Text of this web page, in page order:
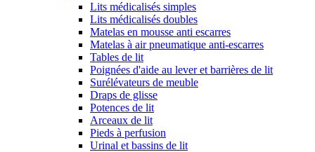
Lits médicalisés simples
Lits médicalisés doubles
Matelas en mousse anti escarres
Matelas à air pneumatique anti-escarres
Tables de lit
Poignées d'aide au lever et barrières de lit
Surélévateurs de meuble
Draps de glisse
Potences de lit
Arceaux de lit
Pieds à perfusion
Urinal et bassins de lit